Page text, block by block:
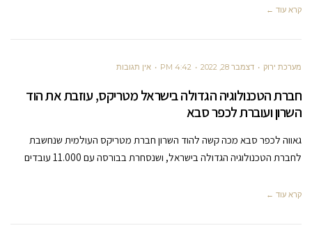
קרא עוד ←
מערכת ירוק דצמבר 28, 2022 4:42 PM אין תגובות
חברת הטכנולוגיה הגדולה בישראל מטריקס, עוזבת את הוד
השרון ועוברת לכפר סבא
גאווה לכפר סבא מכה קשה להוד השרון חברת מטריקס העולמית שנחשבת
לחברת הטכנולוגיה הגדולה בישראל, ושנסחרת בבורסה עם 11.000 עובדים
קרא עוד ←